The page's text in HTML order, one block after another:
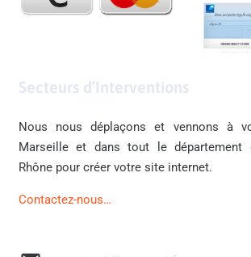
Secteurs d’Interventions
Nous nous déplaçons et vennons à
Marseille et dans tout le département
Rhône pour créer votre site internet.
Contactez-nous…